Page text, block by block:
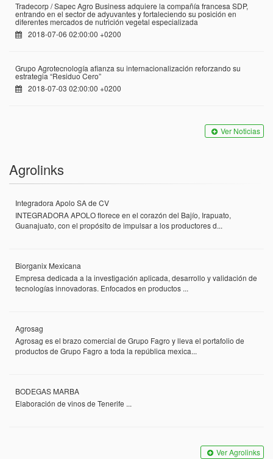
Tradecorp / Sapec Agro Business adquiere la compañía francesa SDP,
entrando en el sector de adyuvantes y fortaleciendo su posición en
diferentes mercados de nutrición vegetal especializada
2018-07-06 02:00:00 +0200
Grupo Agrotecnología afianza su internacionalización reforzando su
estrategia “Residuo Cero”
2018-07-03 02:00:00 +0200
Ver Noticias
Agrolinks
Integradora Apolo SA de CV
INTEGRADORA APOLO florece en el corazón del Bajío, Irapuato,
Guanajuato, con el propósito de impulsar a los productores d...
Biorganix Mexicana
Empresa dedicada a la investigación aplicada, desarrollo y validación de
tecnologías innovadoras. Enfocados en productos ...
Agrosag
Agrosag es el brazo comercial de Grupo Fagro y lleva el portafolio de
productos de Grupo Fagro a toda la república mexica...
BODEGAS MARBA
Elaboración de vinos de Tenerife ...
Ver Agrolinks